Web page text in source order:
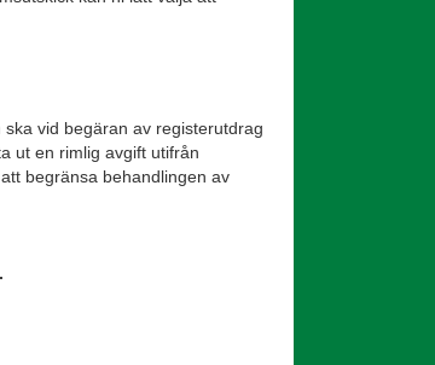
vid begäran av registerutdrag
ut en rimlig avgift utifrån
begränsa behandlingen av